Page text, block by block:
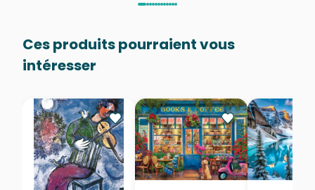
Ces produits pourraient vous
intéresser